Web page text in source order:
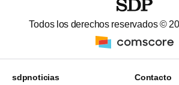
Todos los derechos reservados ©
sdpnoticias Contacto